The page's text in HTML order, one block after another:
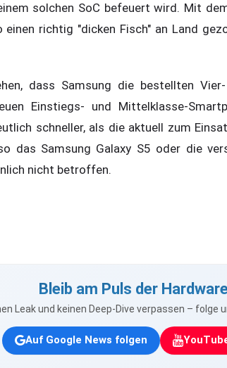
solchen SoC befeuert wird. Mit
einen richtig "dicken Fisch" an Land
dass Samsung die bestellten
Einstiegs- und Mittelklasse-
schneller, als die aktuell zum
das Samsung Galaxy S5 oder die
nicht betroffen.
Bleib am Puls der
Leak und keinen Deep-Dive verpassen – folge
Auf Google News folgen